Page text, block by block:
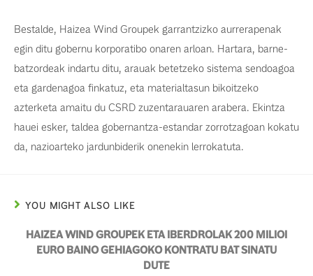
Bestalde, Haizea Wind Groupek garrantzizko aurrerapenak
egin ditu gobernu korporatibo onaren arloan. Hartara, barne-
batzordeak indartu ditu, arauak betetzeko sistema sendoagoa
eta gardenagoa finkatuz, eta materialtasun bikoitzeko
azterketa amaitu du CSRD zuzentarauaren arabera. Ekintza
hauei esker, taldea gobernantza-estandar zorrotzagoan kokatu
da, nazioarteko jardunbiderik onenekin lerrokatuta.
YOU MIGHT ALSO LIKE
HAIZEA WIND GROUPEK ETA IBERDROLAK 200 MILIOI
EURO BAINO GEHIAGOKO KONTRATU BAT SINATU
DUTE